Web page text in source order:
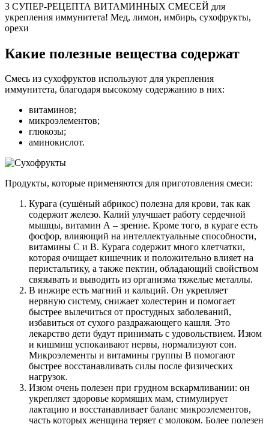
3 СУПЕР-РЕЦЕПТА ВИТАМИННЫХ СМЕСЕЙ для
укрепления иммунитета! Мед, лимон, имбирь, сухофрукты,
орехи
Какие полезные вещества содержат
Смесь из сухофруктов используют для укрепления
иммунитета, благодаря высокому содержанию в них:
витаминов;
микроэлементов;
глюкозы;
аминокислот.
Продукты, которые применяются для приготовления смеси:
Курага (сушёный абрикос) полезна для крови, так как
содержит железо. Калий улучшает работу сердечной
мышцы, витамин А – зрение. Кроме того, в кураге есть
фосфор, влияющий на интеллектуальные способности,
витамины С и В. Курага содержит много клетчатки,
которая очищает кишечник и положительно влияет на
перистальтику, а также пектин, обладающий свойством
связывать и выводить из организма тяжелые металлы.
В инжире есть магний и кальций. Он укрепляет
нервную систему, снижает холестерин и помогает
быстрее вылечиться от простудных заболеваний,
избавиться от сухого раздражающего кашля. Это
лекарство дети будут принимать с удовольствием. Изюм
и кишмиш успокаивают нервы, нормализуют сон.
Микроэлементы и витамины группы В помогают
быстрее восстанавливать силы после физических
нагрузок.
Изюм очень полезен при грудном вскармливании: он
укрепляет здоровье кормящих мам, стимулирует
лактацию и восстанавливает баланс микроэлементов,
часть которых женщина теряет с молоком. Более полезен